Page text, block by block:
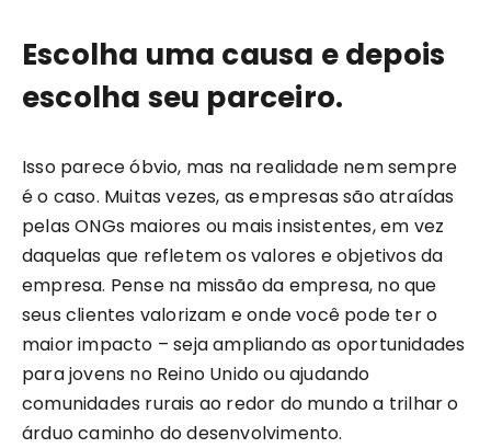
Isso parece óbvio, mas na realidade nem sempre
é o caso. Muitas vezes, as empresas são atraídas
pelas ONGs maiores ou mais insistentes, em vez
daquelas que refletem os valores e objetivos da
empresa. Pense na missão da empresa, no que
seus clientes valorizam e onde você pode ter o
maior impacto – seja ampliando as oportunidades
para jovens no Reino Unido ou ajudando
comunidades rurais ao redor do mundo a trilhar o
árduo caminho do desenvolvimento.
Escolha uma causa e depois
escolha seu parceiro.